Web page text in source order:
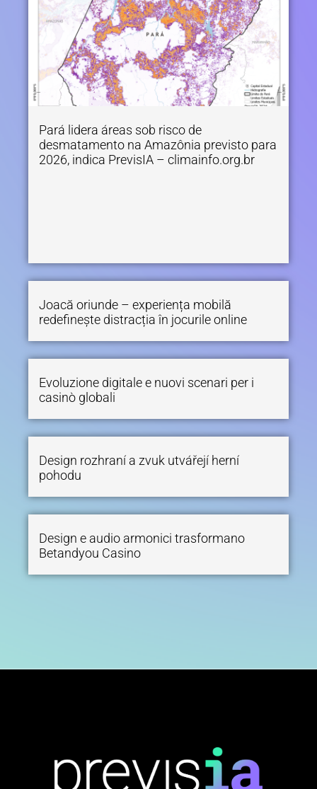
Pará lidera áreas sob risco de
desmatamento na Amazônia previsto para
2026, indica PrevisIA – climainfo.org.br
Joacă oriunde – experiența mobilă
redefinește distracția în jocurile online
Evoluzione digitale e nuovi scenari per i
casinò globali
Design rozhraní a zvuk utvářejí herní
pohodu
Design e audio armonici trasformano
Betandyou Casino